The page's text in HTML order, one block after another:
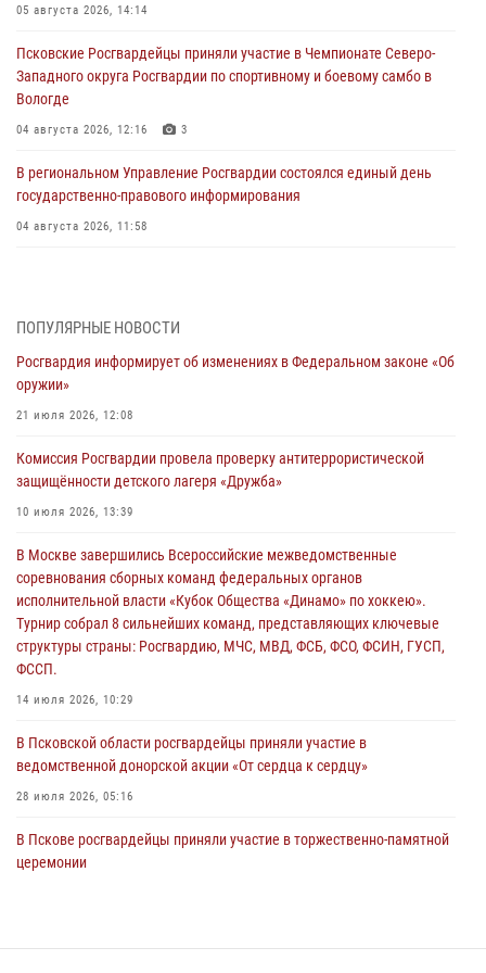
05 августа 2026, 14:14
Псковские Росгвардейцы приняли участие в Чемпионате Северо-
Западного округа Росгвардии по спортивному и боевому самбо в
Вологде
04 августа 2026, 12:16 3
В региональном Управление Росгвардии состоялся единый день
государственно-правового информирования
04 августа 2026, 11:58
03 августа 2026, 17:21
21 единицу оружия изъяли Псковские росгвардейцы за неделю
03 августа 2026, 14:10
безопасности во время празднования Дня ВДВ
улицу Труда
31 июля 2026, 13:53
В Санкт-Петербурге прошел окружной этап ежегодного
Всероссийского конкурса профессионального мастерства среди
сотрудников вневедомственной охраны Росгвардии, Псковские
Росгвардейцы одержали победу
ПОПУЛЯРНЫЕ НОВОСТИ
Росгвардия информирует об изменениях в Федеральном законе «Об
оружии»
21 июля 2026, 12:08
Комиссия Росгвардии провела проверку антитеррористической
защищённости детского лагеря «Дружба»
10 июля 2026, 13:39
В Москве завершились Всероссийские межведомственные
соревнования сборных команд федеральных органов
исполнительной власти «Кубок Общества «Динамо» по хоккею».
Турнир собрал 8 сильнейших команд, представляющих ключевые
структуры страны: Росгвардию, МЧС, МВД, ФСБ, ФСО, ФСИН, ГУСП,
ФССП.
14 июля 2026, 10:29
В Псковской области росгвардейцы приняли участие в
ведомственной донорской акции «От сердца к сердцу»
28 июля 2026, 05:16
В Пскове росгвардейцы приняли участие в торжественно-памятной
церемонии